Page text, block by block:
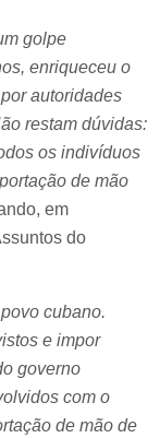
golpe
enriqueceu o
autoridades
restam dúvidas:
os indivíduos
de mão
em
do
cubano.
e impor
governo
com o
de mão de